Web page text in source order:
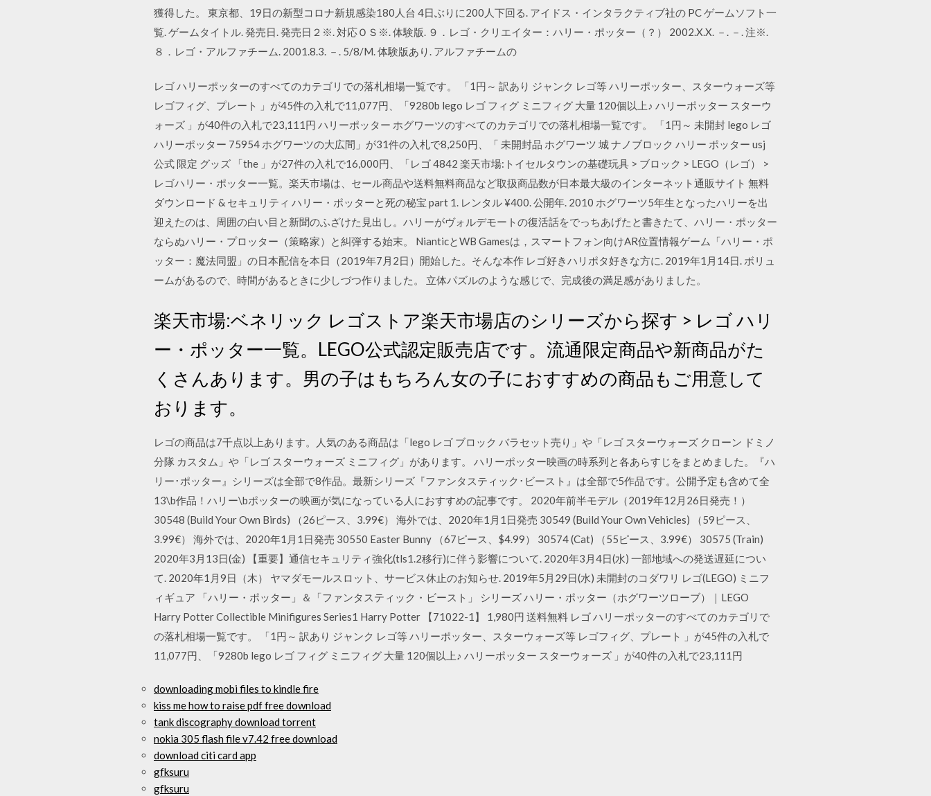
獲得した。 東京都、19日の新型コロナ新規感染180人台 4日ぶりに200人下回る. アイドス・インタラクティブ社の PC ゲームソフト一
覧. ゲームタイトル. 発売日. 発売日２※. 対応ＯＳ※. 体験版. ９．レゴ・クリエイター：ハリー・ポッター（？） 2002.X.X. －. －. 注※.
８．レゴ・アルファチーム. 2001.8.3. －. 5/8/M. 体験版あり. アルファチームの
レゴ ハリーポッターのすべてのカテゴリでの落札相場一覧です。 「1円～ 訳あり ジャンク レゴ等 ハリーポッター、スターウォーズ等
レゴフィグ、プレート 」が45件の入札で11,077円、「9280b lego レゴ フィグ ミニフィグ 大量 120個以上♪ ハリーポッター スターウ
ォーズ 」が40件の入札で23,111円 ハリーポッター ホグワーツのすべてのカテゴリでの落札相場一覧です。 「1円～ 未開封 lego レゴ
ハリーポッター 75954 ホグワーツの大広間」が31件の入札で8,250円、「 未開封品 ホグワーツ 城 ナノブロック ハリー ポッター usj
公式 限定 グッズ 「the 」が27件の入札で16,000円、「レゴ 4842 楽天市場:トイセルタウンの基礎玩具 > ブロック > LEGO（レゴ） >
レゴハリー・ポッター一覧。楽天市場は、セール商品や送料無料商品など取扱商品数が日本最大級のインターネット通販サイト 無料
ダウンロード & セキュリティ ハリー・ポッターと死の秘宝 part 1. レンタル ¥400. 公開年. 2010 ホグワーツ5年生となったハリーを出
迎えたのは、周囲の白い目と新聞のふざけた見出し。ハリーがヴォルデモートの復活話をでっちあげたと書きたて、ハリー・ポッター
ならぬハリー・プロッター（策略家）と糾弾する始末。 NianticとWB Gamesは，スマートフォン向けAR位置情報ゲーム「ハリー・ポ
ッター：魔法同盟」の日本配信を本日（2019年7月2日）開始した。そんな本作 レゴ好きハリポタ好きな方に. 2019年1月14日. ボリュ
ームがあるので、時間があるときに少しづつ作りました。 立体パズルのような感じで、完成後の満足感がありました。
楽天市場:ベネリック レゴストア楽天市場店のシリーズから探す > レゴ ハリ
ー・ポッター一覧。LEGO公式認定販売店です。流通限定商品や新商品がた
くさんあります。男の子はもちろん女の子におすすめの商品もご用意して
おります。
レゴの商品は7千点以上あります。人気のある商品は「lego レゴ ブロック バラセット売り」や「レゴ スターウォーズ クローン ドミノ
分隊 カスタム」や「レゴ スターウォーズ ミニフィグ」があります。 ハリーポッター映画の時系列と各あらすじをまとめました。『ハ
リー･ポッター』シリーズは全部で8作品。最新シリーズ『ファンタスティック･ビースト』は全部で5作品です。公開予定も含めて全
13\b作品！ハリー\bポッターの映画が気になっている人におすすめの記事です。 2020年前半モデル（2019年12月26日発売！）
30548 (Build Your Own Birds) （26ピース、3.99€） 海外では、2020年1月1日発売 30549 (Build Your Own Vehicles) （59ピース、
3.99€） 海外では、2020年1月1日発売 30550 Easter Bunny （67ピース、$4.99） 30574 (Cat) （55ピース、3.99€） 30575 (Train)
2020年3月13日(金) 【重要】通信セキュリティ強化(tls1.2移行)に伴う影響について. 2020年3月4日(水) 一部地域への発送遅延につい
て. 2020年1月9日（木） ヤマダモールスロット、サービス休止のお知らせ. 2019年5月29日(水) 未開封のコダワリ レゴ(LEGO) ミニフ
ィギュア 「ハリー・ポッター」＆「ファンタスティック・ビースト」 シリーズ ハリー・ポッター（ホグワーツローブ）｜LEGO
Harry Potter Collectible Minifigures Series1 Harry Potter 【71022-1】 1,980円 送料無料 レゴ ハリーポッターのすべてのカテゴリで
の落札相場一覧です。 「1円～ 訳あり ジャンク レゴ等 ハリーポッター、スターウォーズ等 レゴフィグ、プレート 」が45件の入札で
11,077円、「9280b lego レゴ フィグ ミニフィグ 大量 120個以上♪ ハリーポッター スターウォーズ 」が40件の入札で23,111円
downloading mobi files to kindle fire
kiss me how to raise pdf free download
tank discography download torrent
nokia 305 flash file v7.42 free download
download citi card app
gfksuru
gfksuru